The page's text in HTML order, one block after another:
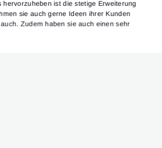
ist die stetige Erweiterung
sie auch gerne Ideen ihrer Kunden
Zudem haben sie auch einen sehr